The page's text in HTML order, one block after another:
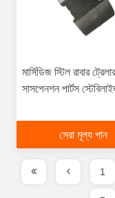
মার্সিডিজ স্টিল রাবার ট্রেলার
সাসপেনশন পার্টস
সেরা মূল্য পান
1